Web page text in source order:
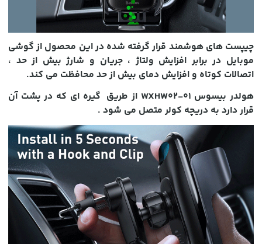
چیپست های هوشمند قرار گرفته شده در این محصول از گوشی
موبایل در برابر افزایش ولتاژ ، جریان و شارژ بیش از حد ،
اتصالات کوتاه و افزایش دمای بیش از حد محافظت می کند.
هولدر بیسوس WXHW02-01 از طریق گیره ای که در پشت آن
قرار دارد به دریچه کولر متصل می شود .